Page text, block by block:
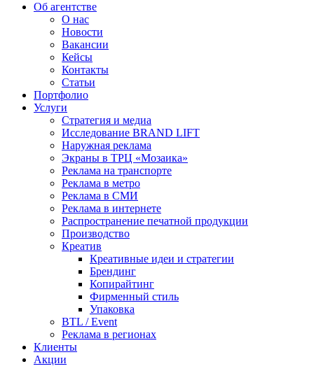
Об агентстве
О нас
Новости
Вакансии
Кейсы
Контакты
Статьи
Портфолио
Услуги
Стратегия и медиа
Исследование BRAND LIFT
Наружная реклама
Экраны в ТРЦ «Мозаика»
Реклама на транспорте
Реклама в метро
Реклама в СМИ
Реклама в интернете
Распространение печатной продукции
Производство
Креатив
Креативные идеи и стратегии
Брендинг
Копирайтинг
Фирменный стиль
Упаковка
BTL / Event
Реклама в регионах
Клиенты
Акции